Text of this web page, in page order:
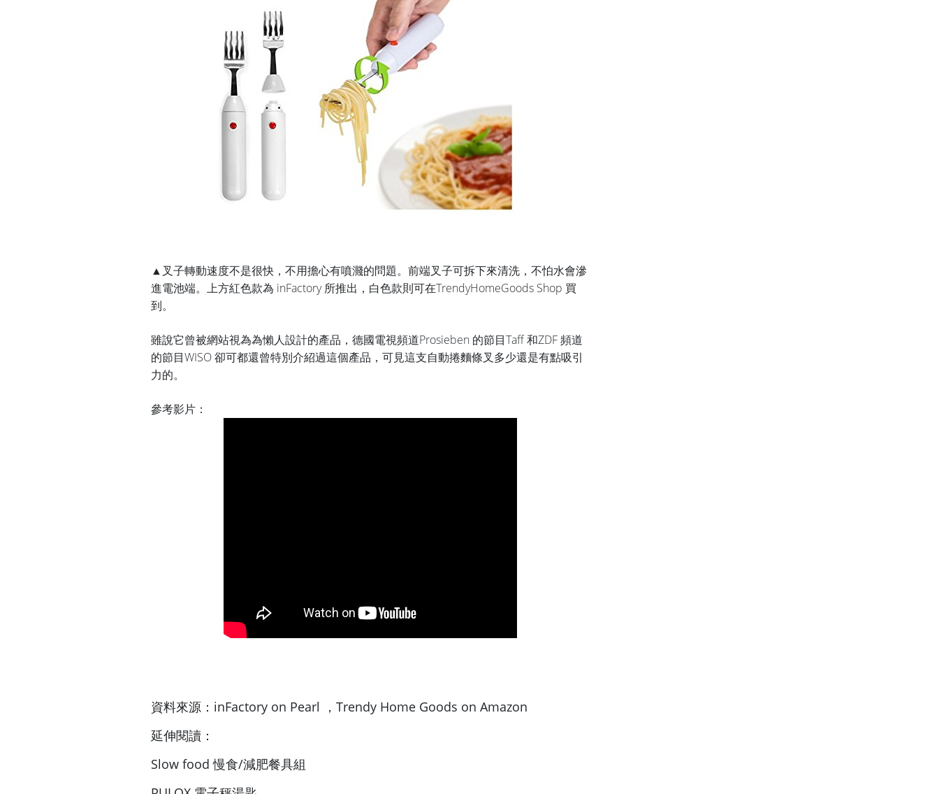
▲叉子轉動速度不是很快，不用擔心有噴濺的問題。前端叉子可拆下來清洗，不怕水會滲
進電池端。上方紅色款為 inFactory 所推出，白色款則可在TrendyHomeGoods Shop 買
到。
雖說它曾被網站視為為懶人設計的產品，德國電視頻道Prosieben 的節目Taff 和ZDF頻道
的節目WISO 卻可都還曾特別介紹過這個產品，可見這支自動捲麵條叉多少還是有點吸引
力的。
參考影片：
資料來源： inFactory on Pearl ， Trendy Home Goods on Amazon
延伸閱讀：
Slow food 慢食/減肥餐具組